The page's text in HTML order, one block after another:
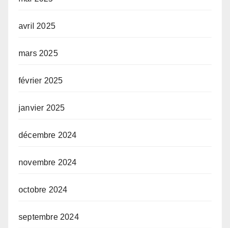
avril 2025
mars 2025
février 2025
janvier 2025
décembre 2024
novembre 2024
octobre 2024
septembre 2024